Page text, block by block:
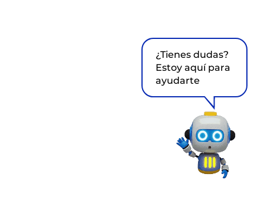
¿Tienes dudas?
Estoy aquí para
ayudarte